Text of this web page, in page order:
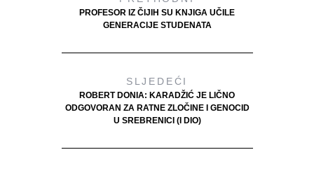
PROFESOR IZ ČIJIH SU KNJIGA UČILE
GENERACIJE STUDENATA
SLJEDEĆI
ROBERT DONIA: KARADŽIĆ JE LIČNO
ODGOVORAN ZA RATNE ZLOČINE I GENOCID
U SREBRENICI (I DIO)